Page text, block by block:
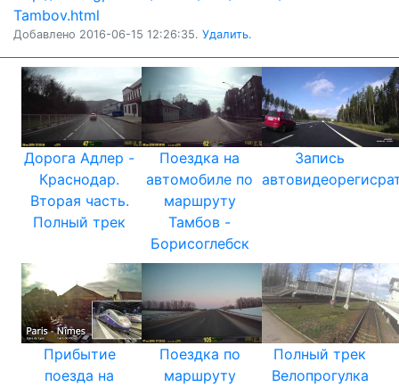
Tambov.html
Добавлено 2016-06-15 12:26:35. Удалить.
Дорога Адлер -
Краснодар.
Вторая часть.
Полный трек
Поездка на
автомобиле по
маршруту
Тамбов -
Борисоглебск
Запись
Прибытие
поезда на
Поездка по
маршруту
Полный трек
Велопрогулка